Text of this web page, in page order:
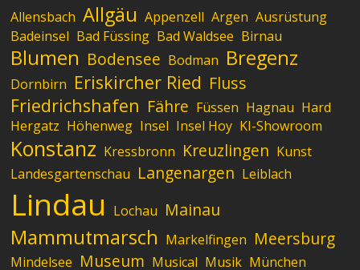
Allensbach Allgäu Appenzell Argen Ausrüstung
Badeinsel Bad Füssing Bad Waldsee Birnau
Blumen Bodensee Bodman Bregenz
Dornbirn Eriskircher Ried Fluss
Friedrichshafen Fähre Füssen Hagnau Hard
Hergatz Höhenweg Insel Insel Hoy KI-Showroom
Konstanz Kressbronn Kreuzlingen Kunst
Landesgartenschau Langenargen Leiblach
Lindau Lochau Mainau
Mammutmarsch Markelfingen Meersburg
Mindelsee Museum Musical Musik München